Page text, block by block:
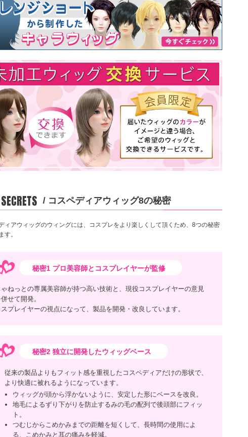
/ コスペディアウィッグ8の秘密
ィアウィッグのウィングには、コスプレをより楽しくして頂くため、8つの秘密
す。
秘密1 プロ美容師とコスプレイヤーが監修
ゃねっとの専属美容師が持つ高い技術と、現役コスプレイヤーの意見
せて開発。
スプレイヤーの視点になって、製品を開発・改良しています。
秘密2 独立に開発したウィッグベース
従来の製品よりもフィット感を重視したコスペディアだけの形状で、
より快適に被れるようになっています。
ウィッグが頭から浮かないように、安定した形にベースを改良。
地毛によるずり下がりを防止するみの毛の配列で後頭部にフィッ
ト。
つむじからこめかみまでの距離を短くして、長時間の使用によ
る、こめかみと耳の痛みを軽減。